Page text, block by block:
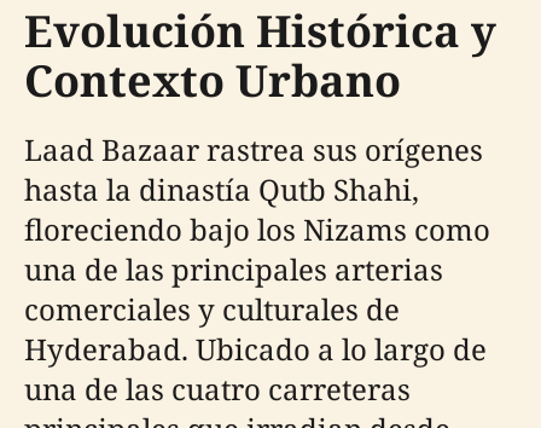
Evolución Histórica y
Contexto Urbano
Laad Bazaar rastrea sus orígenes
hasta la dinastía Qutb Shahi,
floreciendo bajo los Nizams como
una de las principales arterias
comerciales y culturales de
Hyderabad. Ubicado a lo largo de
una de las cuatro carreteras